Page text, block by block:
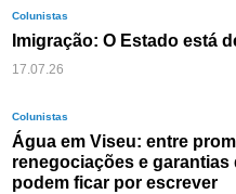
Colunistas
Imigração: O Estado está
17.07.26
Colunistas
Água em Viseu: entre
renegociações e garantias
podem ficar por escrever